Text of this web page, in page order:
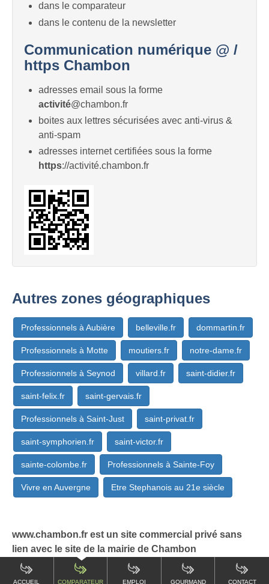
ACCUEIL COMPARATEUR EMPLOI GOURMAND CONTACT
dans le comparateur
dans le contenu de la newsletter
Communication numérique @ /
https Chambon
adresses email sous la forme
activité@chambon.fr
boites aux lettres sécurisées avec anti-virus &
anti-spam
adresses internet certifiées sous la forme
https://activité.chambon.fr
Autres zones géographiques
Professionnels à Aubière belleville.fr dommartin.fr
Professionnels à Motte moutiers.fr notre-dame.fr
Professionnels à Seynod villard.fr saint-didier.fr
saint-felix.fr saint-gervais.fr
Professionnels à Saint-Just saint-privat.fr
saint-symphorien.fr saint-victor.fr
sainte-colombe.fr Professionnels à Sainte-Foy
Vivre en Auvergne Etre Stephanois au 21e siècle
www.chambon.fr est un site commercial privé sans
lien avec le site de la mairie de Chambon